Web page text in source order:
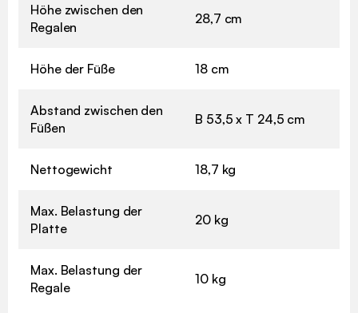
Höhe zwischen den
Regalen
28,7 cm
Höhe der Füße 18 cm
Abstand zwischen den
Füßen
B 53,5 x T 24,5 cm
Nettogewicht 18,7 kg
Max. Belastung der
Platte
20 kg
Max. Belastung der
Regale
10 kg